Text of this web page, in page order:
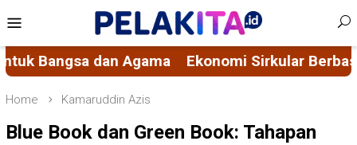
to
content
Menu
Berbasis Nilai Spiritual, Mengubah Masalah
Home Kamaruddin Azis
Blue Book dan Green Book: Tahapan